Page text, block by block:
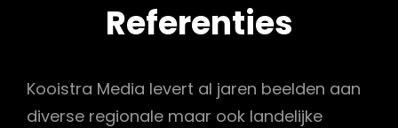
Referenties
Kooistra Media levert al jaren beelden aan
diverse regionale maar ook landelijke